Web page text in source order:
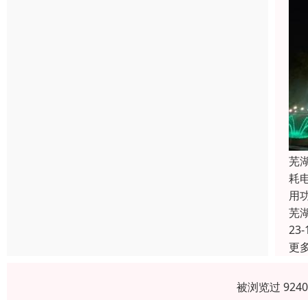
芜
耗
用
芜
23-
更
被浏览过